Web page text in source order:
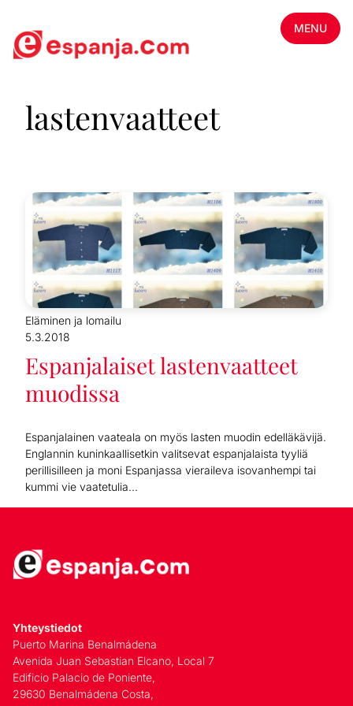
MENU
lastenvaatteet
Eläminen ja lomailu
5.3.2018
Espanjalaiset lastenvaatteet
muodissa
Espanjalainen vaateala on myös lasten muodin edelläkävijä.
Englannin kuninkaallisetkin valitsevat espanjalaista tyyliä
perillisilleen ja moni Espanjassa vieraileva isovanhempi tai
kummi vie vaatetulia...
Yhteystiedot
Puerto Marina Benalmádena
Avenida Juan Sebastian Elcano, Local 7
Edificio Palacio de Poniente,
29630 Benalmádena Costa,